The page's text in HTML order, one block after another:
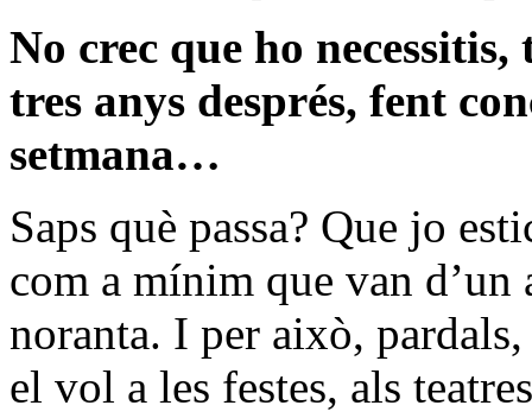
No crec que ho
tres anys després, fent
setmana…
Saps què passa? Que jo
com a mínim que van
noranta. I per això,
el vol a les festes, als